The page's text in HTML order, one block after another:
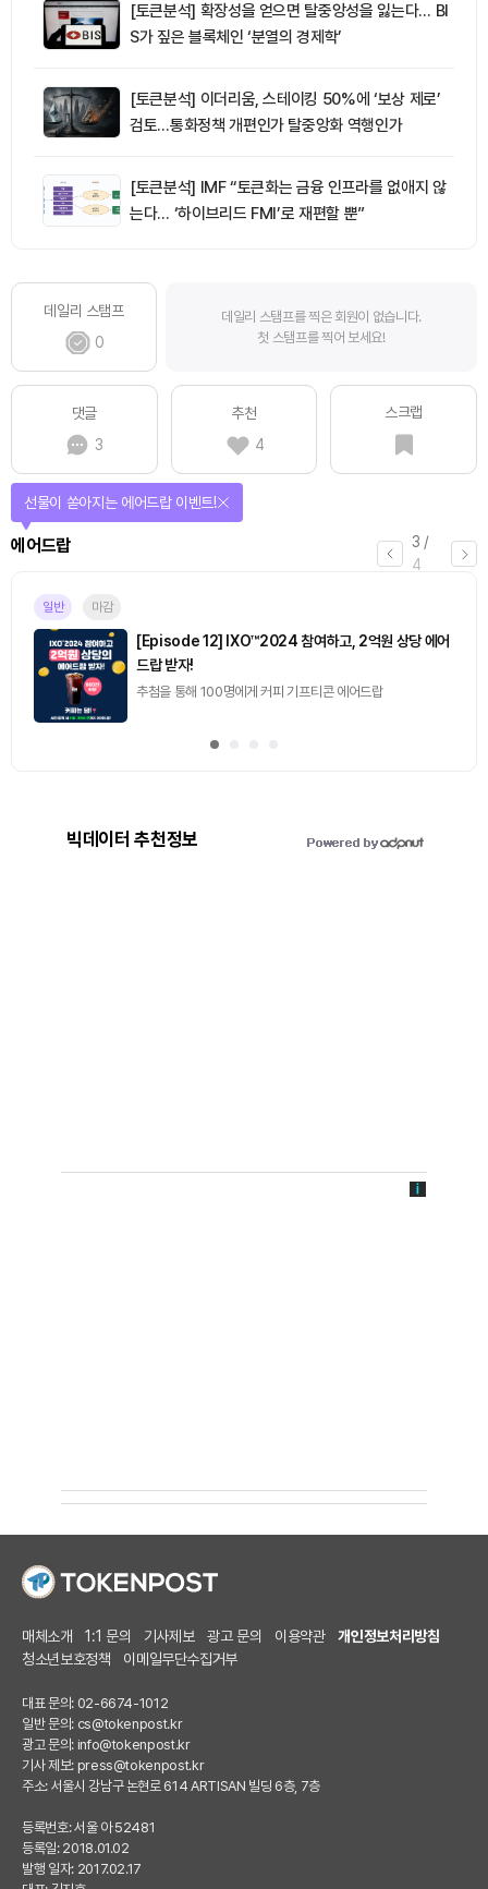
[토큰분석] 확장성을 얻으면 탈중앙성을 잃는다… BI
S가 짚은 블록체인 ‘분열의 경제학’
[토큰분석] 이더리움, 스테이킹 50%에 ‘보상 제로’
검토…통화정책 개편인가 탈중앙화 역행인가
[토큰분석] IMF “토큰화는 금융 인프라를 없애지 않
는다… ‘하이브리드 FMI’로 재편할 뿐”
데일리 스탬프
0
데일리 스탬프를 찍은 회원이 없습니다.
첫 스탬프를 찍어 보세요!
댓글
3
추천
4
스크랩
3 /
4
에어드랍
선물이 쏟아지는 에어드랍 이벤트!
일반 마감
[Episode 12] IXO™2024 참여하고, 2억원 상당 에어
드랍 받자!
추첨을 통해 100명에게 커피 기프티콘 에어드랍
빅데이터 추천정보
매체소개 1:1 문의 기사제보 광고 문의 이용약관
개인정보처리방침
청소년보호정책
이메일무단수집거부
대표 문의: 02-6674-1012
일반 문의: cs@tokenpost.kr
광고 문의: info@tokenpost.kr
기사 제보: press@tokenpost.kr
주소: 서울시 강남구 논현로 614 ARTISAN 빌딩 6층, 7층
등록번호: 서울 아 52481
등록일: 2018.01.02
발행 일자: 2017.02.17